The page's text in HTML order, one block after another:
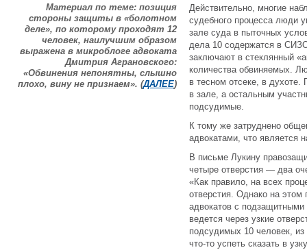
Материал по теме: позиция
стороны защиты в «болотном
деле», по которому проходят 12
человек, наилучшим образом
выражена в микроблоге адвоката
Дмитрия Аграновского:
«Обвинения непонятны, слышно
плохо, вину не признаем». (ДАЛЕЕ)
Действительно, многие
судебного процесса люди
зале суда в пыточных
дела 10 содержатся в
заключают в стеклянный
количества обвиняемых.
в тесном отсеке, в
в зале, а остальным
подсудимые.
К тому же затруднено
адвокатами, что является
В письме Лукину
четыре отверстия — два
«Как правило, на всех
отверстия. Однако на этом
адвокатов с подзащитными
ведется через узкие
подсудимых 10 человек,
что-то успеть сказать в